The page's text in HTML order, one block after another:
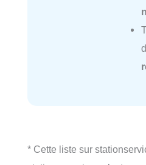
* Cette liste sur